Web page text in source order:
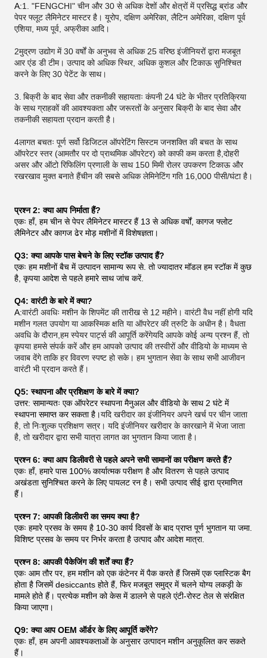
A:1. "FENGCHI" चीन और 30 से अधिक देशों और क्षेत्रों में प्रसिद्ध ब्रांड और
पेपर फ्लूट लैमिनेटर मास्टर है। यूरोप, दक्षिण अमेरिका, लैटिन अमेरिका, दक्षिण पूर्व
एशिया, मध्य पूर्व, अफ्रीका आदि।
2मुद्रण उद्योग में 30 वर्षों के अनुभव से अधिक 25 वरिष्ठ इंजीनियरों द्वारा मजबूत
आर एंड डी टीम। उत्पाद को अधिक स्थिर, अधिक कुशल और टिकाऊ सुनिश्चित
करने के लिए 30 पेटेंट के साथ।
3. बिक्री के बाद सेवा और तकनीकी सहायताः कंपनी 24 घंटे के भीतर प्रतिक्रिया
के साथ ग्राहकों की आवश्यकता और जरूरतों के अनुसार बिक्री के बाद सेवा और
तकनीकी सहायता प्रदान करती है।
4लागत बचतः पूर्ण सर्वो डिजिटल ऑपरेटिंग सिस्टम जनशक्ति की बचत के साथ
ऑपरेटर स्तर (आमतौर पर दो प्राथमिक ऑपरेटर) को काफी कम करता है,दोहरी
असर और ऑटो रिफिलिंग प्रणाली के साथ 150 मिमी रोलर उपकरण टिकाऊ और
रखरखाव मुक्त बनाते हैंचीन की सबसे अधिक लेमिनेटिंग गति 16,000 पीसी/घंटा है।
प्रश्न 2: क्या आप निर्माता हैं?
एकः हाँ, हम चीन से पेपर लैमिनेटर मास्टर हैं 13 से अधिक वर्षों, कागज फ्लोट
लैमिनेटर और कागज ढेर मोड़ मशीनों में विशेषज्ञता।
Q3: क्या आपके पास बेचने के लिए स्टॉक उत्पाद हैं?
एकः हम मशीनों बैच में उत्पादन सामान्य रूप से. तो ज्यादातर मॉडल हम स्टॉक में कुछ
है, कृपया आदेश से पहले हमारे साथ जांच करें.
Q4: वारंटी के बारे में क्या?
A:वारंटी अवधिः मशीन के शिपमेंट की तारीख से 12 महीने। वारंटी वैध नहीं होगी यदि
मशीन गलत उपयोग या आकस्मिक क्षति या ऑपरेटर की त्रुटि के अधीन है। वैधता
अवधि के दौरान,हम स्पेयर पार्ट्स की आपूर्ति करेंगेयदि आपके कोई अन्य प्रश्न हैं, तो
कृपया हमसे संपर्क करें और हम आपको उत्पाद की तस्वीरों और वीडियो के माध्यम से
जवाब देंगे ताकि हर विवरण स्पष्ट हो सके। हम भुगतान सेवा के साथ सभी आजीवन
वारंटी भी प्रदान करते हैं।
Q5: स्थापना और प्रशिक्षण के बारे में क्या?
उत्तर: सामान्यतः एक ऑपरेटर स्थापना मैनुअल और वीडियो के साथ 2 घंटे में
स्थापना समाप्त कर सकता है।यदि खरीदार का इंजीनियर अपने खर्च पर चीन जाता
है, तो निःशुल्क प्रशिक्षण सत्र। यदि इंजीनियर खरीदार के कारखाने में भेजा जाता
है, तो खरीदार द्वारा सभी यात्रा लागत का भुगतान किया जाता है।
प्रश्न 6: क्या आप डिलीवरी से पहले अपने सभी सामानों का परीक्षण करते हैं?
एकः हाँ, हमारे पास 100% कार्यात्मक परीक्षण है और वितरण से पहले उत्पाद
अखंडता सुनिश्चित करने के लिए पायलट रन है। सभी उत्पाद सीई द्वारा प्रमाणित
हैं।
प्रश्न 7: आपकी डिलीवरी का समय क्या है?
एकः हमारे प्रसव के समय है 10-30 कार्य दिवसों के बाद प्राप्त पूर्ण भुगतान या जमा.
विशिष्ट प्रसव के समय पर निर्भर करता है उत्पाद और आदेश मात्रा.
प्रश्न 8: आपकी पैकेजिंग की शर्तें क्या हैं?
एकः आम तौर पर, हम मशीन को एक कंटेनर में पैक करते हैं जिसमें एक प्लास्टिक बैग
होता है जिसमें desiccants होते हैं, फिर मजबूत समुद्र में चलने योग्य लकड़ी के
मामले होते हैं। प्रत्येक मशीन को केस में डालने से पहले एंटी-रोस्ट तेल से संरक्षित
किया जाएगा।
Q9: क्या आप OEM ऑर्डर के लिए आपूर्ति करेंगे?
एकः हाँ, हम अपनी आवश्यकताओं के अनुसार उत्पादन मशीन अनुकूलित कर सकते
हैं।